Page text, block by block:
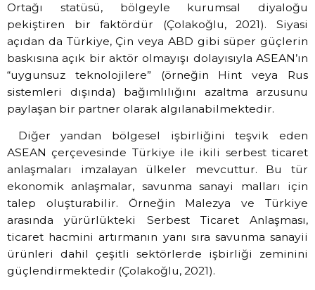
Ortağı statüsü, bölgeyle kurumsal diyaloğu
pekiştiren bir faktördür (Çolakoğlu, 2021). Siyasi
açıdan da Türkiye, Çin veya ABD gibi süper güçlerin
baskısına açık bir aktör olmayışı dolayısıyla ASEAN’ın
“uygunsuz teknolojilere” (örneğin Hint veya Rus
sistemleri dışında) bağımlılığını azaltma arzusunu
paylaşan bir partner olarak algılanabilmektedir.
Diğer yandan bölgesel işbirliğini teşvik eden
ASEAN çerçevesinde Türkiye ile ikili serbest ticaret
anlaşmaları imzalayan ülkeler mevcuttur. Bu tür
ekonomik anlaşmalar, savunma sanayi malları için
talep oluşturabilir. Örneğin Malezya ve Türkiye
arasında yürürlükteki Serbest Ticaret Anlaşması,
ticaret hacmini artırmanın yanı sıra savunma sanayii
ürünleri dahil çeşitli sektörlerde işbirliği zeminini
güçlendirmektedir (Çolakoğlu, 2021).